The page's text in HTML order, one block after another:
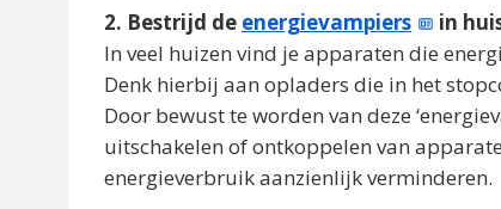
2. Bestrijd de energievampiers
in
In veel huizen vind je apparaten die
Denk hierbij aan opladers die in het
Door bewust te worden van deze
uitschakelen of ontkoppelen van
energieverbruik aanzienlijk verminderen.